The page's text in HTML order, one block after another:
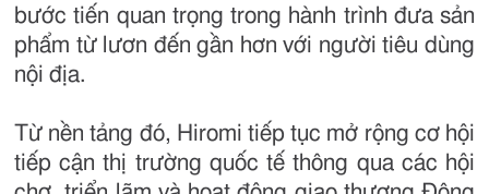
bước tiến quan trọng trong hành trình đưa sản
phẩm từ lươn đến gần hơn với người tiêu dùng
nội địa.
Từ nền tảng đó, Hiromi tiếp tục mở rộng cơ hội
tiếp cận thị trường quốc tế thông qua các hội